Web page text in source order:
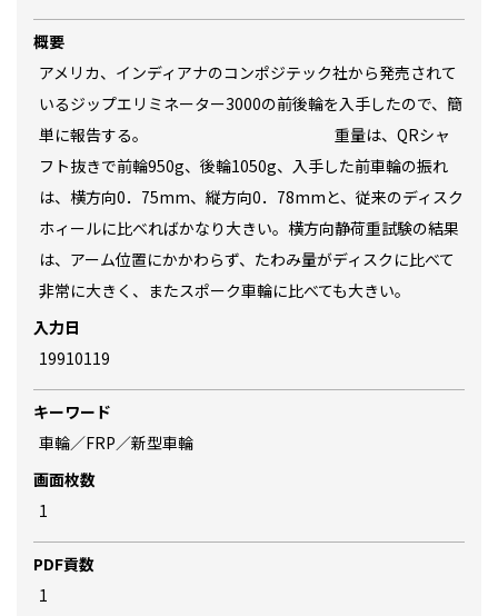
概要
アメリカ、インディアナのコンポジテック社から発売されて
いるジップエリミネーター3000の前後輪を入手したので、簡
単に報告する。 重量は、QRシャ
フト抜きで前輪950g、後輪1050g、入手した前車輪の振れ
は、横方向0．75mm、縦方向0．78mmと、従来のディスク
ホィールに比べればかなり大きい。横方向静荷重試験の結果
は、アーム位置にかかわらず、たわみ量がディスクに比べて
非常に大きく、またスポーク車輪に比べても大きい。
入力日
19910119
キーワード
車輪／FRP／新型車輪
画面枚数
1
PDF貢数
1